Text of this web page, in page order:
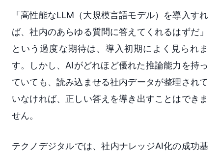
「高性能なLLM（大規模言語モデル）を導入すれ
ば、社内のあらゆる質問に答えてくれるはずだ」
という過度な期待は、導入初期によく見られま
す。しかし、AIがどれほど優れた推論能力を持っ
ていても、読み込ませる社内データが整理されて
いなければ、正しい答えを導き出すことはできま
せん。
テクノデジタルでは、社内ナレッジAI化の成功基